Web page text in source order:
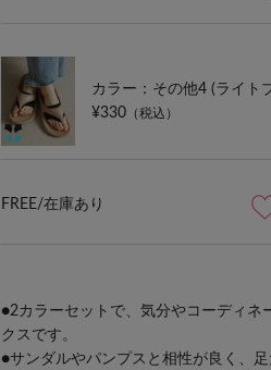
カラー：その他4 (ライト
¥330 （税込）
FREE/在庫あり
●2カラーセットで、気分やコーディネ
クスです。
●サンダルやパンプスと相性が良く、